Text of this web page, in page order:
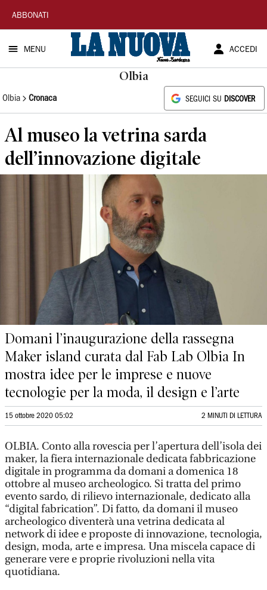
La
Nuova
Sardegna
ABBONATI
MENU ACCEDI
Olbia
Olbia Cronaca SEGUICI SU DISCOVER
Al museo la vetrina sarda
dell’innovazione digitale
Domani l’inaugurazione della rassegna
Maker island curata dal Fab Lab Olbia In
mostra idee per le imprese e nuove
tecnologie per la moda, il design e l’arte
15 ottobre 2020 05:02 2 MINUTI DI LETTURA
OLBIA. Conto alla rovescia per l’apertura dell’isola dei
maker, la fiera internazionale dedicata fabbricazione
digitale in programma da domani a domenica 18
ottobre al museo archeologico. Si tratta del primo
evento sardo, di rilievo internazionale, dedicato alla
“digital fabrication”. Di fatto, da domani il museo
archeologico diventerà una vetrina dedicata al
network di idee e proposte di innovazione, tecnologia,
design, moda, arte e impresa. Una miscela capace di
generare vere e proprie rivoluzioni nella vita
quotidiana.